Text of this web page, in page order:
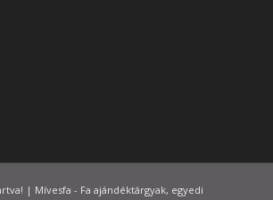
| Mívesfa - Fa ajándéktárgyak, egyedi